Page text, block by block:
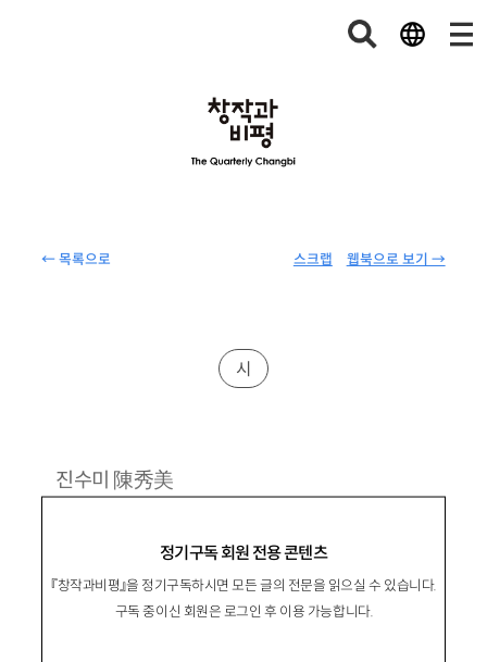
← 목록으로 웹북으로 보기 →
스크랩
정기구독 회원 전용 콘텐츠
『창작과비평』을 정기구독하시면 모든 글의 전문을 읽으실 수 있습니다.
구독 중이신 회원은 로그인 후 이용 가능합니다.
시
진수미 陳秀美
상으로 등단. 시집 『달의 코르크마개가 열릴 때까
지』 『밤의 분명한 사실들』 등이 있음.